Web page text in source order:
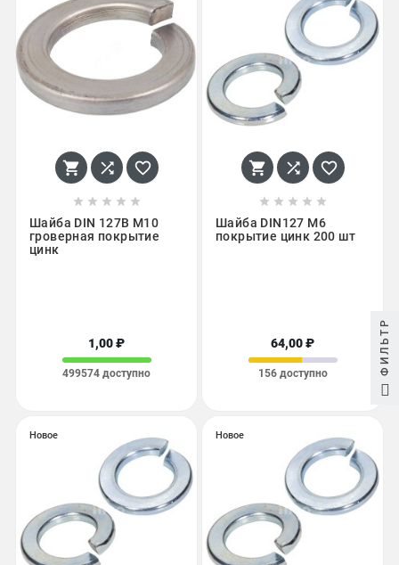
  
    
Шайба DIN 127B М10
гроверная покрытие
цинк
1,00 ₽
499574 доступно
  
    
Шайба DIN127 М6
покрытие цинк 200 шт
64,00 ₽
156 доступно
Новое Новое
ФИЛЬТР